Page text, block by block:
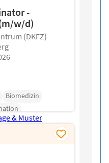
-
w/d)
(DKFZ)
Biomedizin